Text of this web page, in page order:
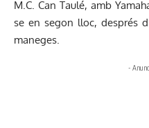
M.C. Can Taulé, amb
se en segon lloc, després
maneges.
-